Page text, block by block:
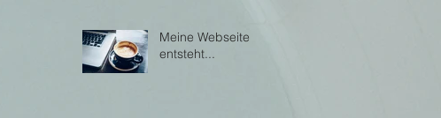
Meine Webseite
entsteht...